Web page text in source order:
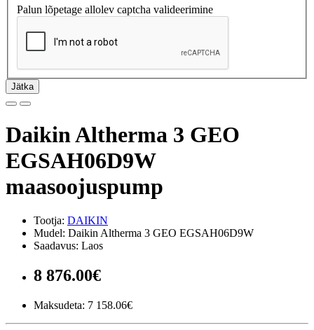
Palun lõpetage allolev captcha valideerimine
Jätka
Daikin Altherma 3 GEO
EGSAH06D9W
maasoojuspump
Tootja: DAIKIN
Mudel: Daikin Altherma 3 GEO EGSAH06D9W
Saadavus: Laos
8 876.00€
Maksudeta: 7 158.06€